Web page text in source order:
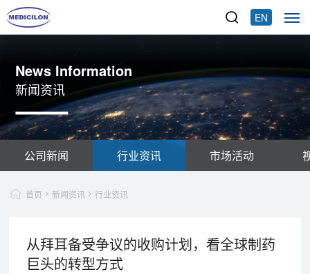
EN
News Information
新闻资讯
公司新闻 行业资讯 市场活动
首页 新闻资讯 行业资讯
从拜耳备受争议的收购计划，看全球制药
巨头的转型方式